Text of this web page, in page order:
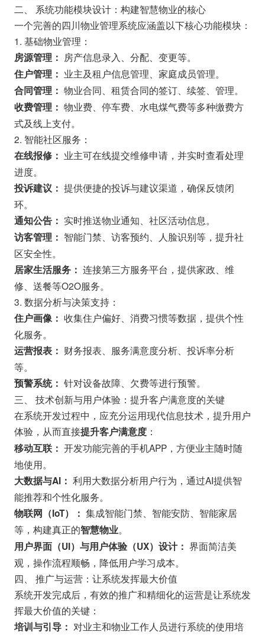
二、 系统功能模块设计：构建智慧物业的核心
一个完善的四川物业管理系统应涵盖以下核心功能模块：
1. 基础物业管理：
房源管理： 房产信息录入、分配、变更等。
住户管理： 业主及租户信息管理、家庭成员管理。
合同管理： 物业合同、租赁合同的签订、续签、管理。
收费管理： 物业费、停车费、水电煤气费等多种缴费方
式及线上支付。
2. 智能社区服务：
在线报修： 业主可在线提交维修申请，并实时查看处理
进度。
投诉建议： 提供便捷的投诉与建议渠道，确保反馈闭
环。
通知公告： 实时推送物业通知、社区活动信息。
访客管理： 智能门禁、访客预约、人脸识别等，提升社
区安全性。
居家生活服务： 连接第三方服务平台，提供家政、维
修、送餐等O2O服务。
3. 数据分析与决策支持：
住户画像： 收集住户偏好、消费习惯等数据，提供个性
化服务。
运营报表： 财务报表、服务满意度分析、投诉率分析
等。
预警系统： 针对设备故障、欠费等进行预警。
三、 技术创新与用户体验：提升客户满意度的关键
在系统开发过程中，应充分运用现代信息技术，提升用户
体验，从而直接提升客户满意度：
移动互联： 开发功能完善的手机APP，方便业主随时随
地使用。
大数据与AI： 利用大数据分析用户行为，通过AI提供智
能推荐和个性化服务。
物联网（IoT）： 集成智能门禁、智能安防、智能家居
等，构建真正的智慧物业。
用户界面（UI）与用户体验（UX）设计： 界面简洁美
观，操作流程顺畅，降低用户学习成本。
四、 推广与运营：让系统发挥最大价值
系统开发完成后，有效的推广和精细化的运营是让系统发
挥最大价值的关键：
培训与引导： 对业主和物业工作人员进行系统的使用培